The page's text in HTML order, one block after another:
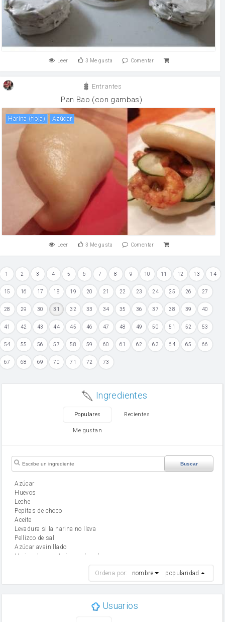
Leer 3 Me gusta Comentar
Entrantes
Pan Bao (con gambas)
Harina (floja) Azúcar
Leer 3 Me gusta Comentar
1 2 3 4 5 6 7 8 9 10 11 12 13 14
15 16 17 18 19 20 21 22 23 24 25 26 27
28 29 30 31 32 33 34 35 36 37 38 39 40
41 42 43 44 45 46 47 48 49 50 51 52 53
54 55 56 57 58 59 60 61 62 63 64 65 66
67 68 69 70 71 72 73
Ingredientes
Populares Recientes
Me gustan
Buscar
Azúcar
huevos
leche
Pepitas de choco
aceite
Levadura si la harina no lleva
Pellizco de sal
Azúcar avainillado
Harina de reposteria con levadura
mantequilla
Ordena por: nombre popularidad
Usuarios